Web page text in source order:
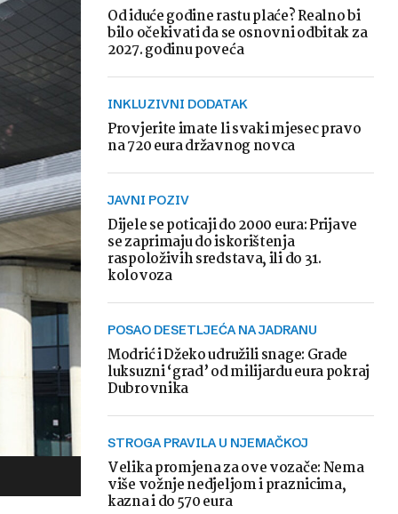
Od iduće godine rastu plaće? Realno bi
bilo očekivati da se osnovni odbitak za
2027. godinu poveća
INKLUZIVNI DODATAK
Provjerite imate li svaki mjesec pravo
na 720 eura državnog novca
JAVNI POZIV
Dijele se poticaji do 2000 eura: Prijave
se zaprimaju do iskorištenja
raspoloživih sredstava, ili do 31.
kolovoza
POSAO DESETLJEĆA NA JADRANU
Modrić i Džeko udružili snage: Grade
luksuzni ‘grad’ od milijardu eura pokraj
Dubrovnika
STROGA PRAVILA U NJEMAČKOJ
Velika promjena za ove vozače: Nema
više vožnje nedjeljom i praznicima,
kazna i do 570 eura